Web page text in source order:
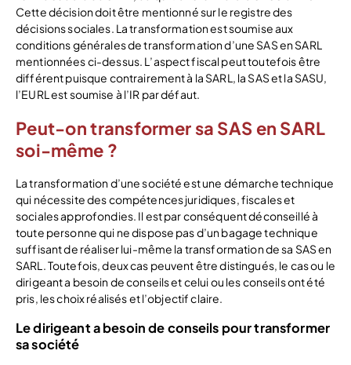
Cette décision doit être mentionné sur le registre des
décisions sociales. La transformation est soumise aux
conditions générales de transformation d’une SAS en SARL
mentionnées ci-dessus. L’aspect fiscal peut toutefois être
différent puisque contrairement à la SARL, la SAS et la SASU,
l’EURL est soumise à l’IR par défaut.
Peut-on transformer sa SAS en SARL
soi-même ?
La transformation d’une société est une démarche technique
qui nécessite des compétences juridiques, fiscales et
sociales approfondies. Il est par conséquent déconseillé à
toute personne qui ne dispose pas d’un bagage technique
suffisant de réaliser lui-même la transformation de sa SAS en
SARL. Toutefois, deux cas peuvent être distingués, le cas ou le
dirigeant a besoin de conseils et celui ou les conseils ont été
pris, les choix réalisés et l’objectif claire.
Le dirigeant a besoin de conseils pour transformer
sa société